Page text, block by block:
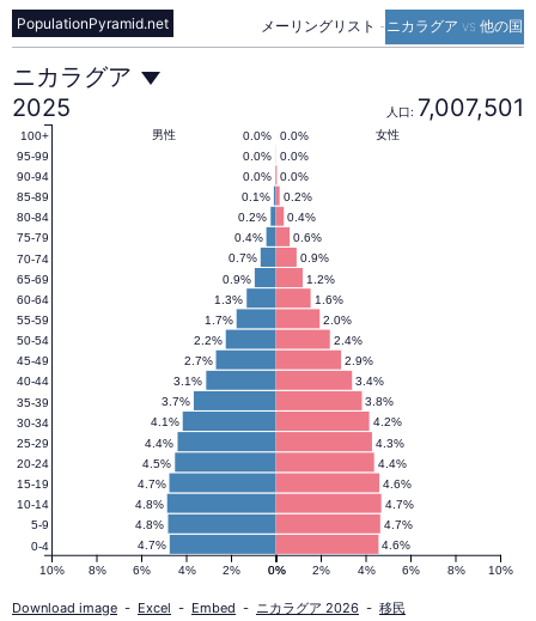
メーリングリスト - ニカラグア vs 他の国
PopulationPyramid.net
ニ
カ
ラ
グ
ア
の
人
口
ニカラグア
2025
人口: 7,007,501
4.6%
4.7%
4.7%
4.8%
4.7%
4.8%
4.6%
4.7%
4.4%
4.5%
4.3%
4.4%
4.2%
4.1%
3.8%
3.7%
3.4%
3.1%
2.9%
2.7%
2.4%
2.2%
2.0%
1.7%
1.6%
1.3%
1.2%
0.9%
0.9%
0.7%
0.6%
0.4%
0.4%
0.2%
0.2%
0.1%
0.0%
0.0%
0.0%
0.0%
0.0%
0.0% 女性
男性
0% 2% 4% 6% 8% 10%
10% 8% 6% 4% 2% 0%
0-4
5-9
10-14
15-19
20-24
25-29
30-34
35-39
40-44
45-49
50-54
55-59
60-64
65-69
70-74
75-79
80-84
85-89
90-94
95-99
100+
Download image - Excel - Embed - ニカラグア 2026 - 移民